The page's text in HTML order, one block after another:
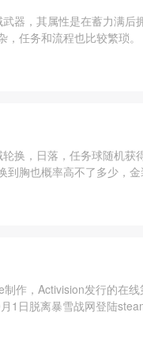
器，其属性是在蓄力满后
任务和流程也比较繁琐。
换，日落，任务球随机获
到胸也概率高不了多少，金
作，Activision发行的在线
1日脱离暴雪战网登陆